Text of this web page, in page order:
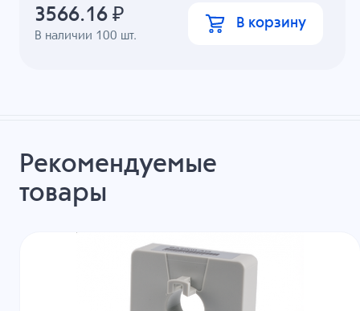
В наличии 100 шт.
3566.16 ₽ В корзину
Рекомендуемые
товары